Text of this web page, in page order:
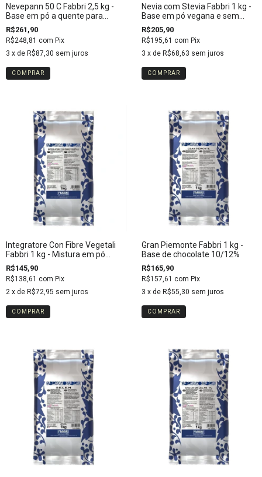
Nevepann 50 C Fabbri 2,5 kg -
Base em pó a quente para
gelateria
R$261,90
R$248,81 com Pix
3 x de R$87,30 sem juros
Nevia com Stevia Fabbri 1 kg -
Base em pó vegana e sem
açúcares para gelatos
R$205,90
R$195,61 com Pix
3 x de R$68,63 sem juros
Integratore Con Fibre Vegetali
Fabbri 1 kg - Mistura em pó
para sorvetes base água
R$145,90
R$138,61 com Pix
2 x de R$72,95 sem juros
Gran Piemonte Fabbri 1 kg -
Base de chocolate 10/12%
R$165,90
R$157,61 com Pix
3 x de R$55,30 sem juros